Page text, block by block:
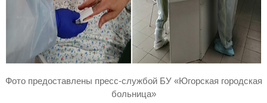
Фото предоставлены пресс-службой БУ «Югорская городская
больница»